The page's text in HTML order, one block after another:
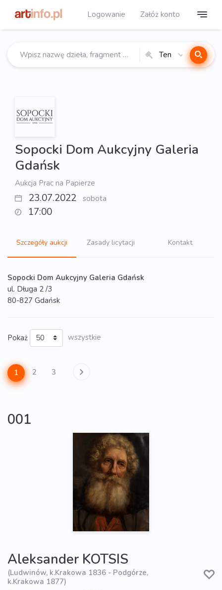
Logowanie Załóż konto
Ten
Sopocki Dom Aukcyjny Galeria
Gdańsk
Aukcja Prac na Papierze
23.07.2022 sobota
17:00
Szczegóły aukcji Zasady licytacji Kontakt
Sopocki Dom Aukcyjny Galeria Gdańsk
ul. Długa 2 /3
80-827 Gdańsk
Pokaż wszystkie
1 2 3
001
Aleksander KOTSIS
(Ludwinów, k.Krakowa 1836 - Podgórze,
k.Krakowa 1877)